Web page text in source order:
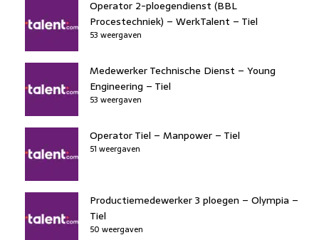
Operator 2-ploegendienst (BBL
Procestechniek) – WerkTalent – Tiel
53 weergaven
Medewerker Technische Dienst – Young
Engineering – Tiel
53 weergaven
Operator Tiel – Manpower – Tiel
51 weergaven
Productiemedewerker 3 ploegen – Olympia –
Tiel
50 weergaven